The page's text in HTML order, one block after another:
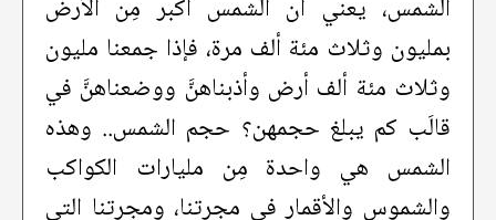
الشمس، يعني أن الشمس أكبر مِن الأرض
بمليون وثلاث مئة ألف مرة، فإذا جمعنا مليون
وثلاث مئة ألف أرض وأذبناهنَّ ووضعناهنَّ في
قالَب كم يبلغ حجمهن؟ حجم الشمس.. وهذه
الشمس هي واحدة مِن مليارات الكواكب
والشموس والأقمار في مجرتنا، ومجرتنا التي